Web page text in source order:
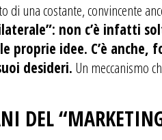
una costante, convincente
non c’è infatti
proprie idee. C’è
desideri. Un meccanismo
DEL